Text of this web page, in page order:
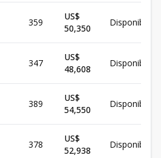
359
US$
50,350
Disponible
347
US$
48,608
Disponible
389
US$
54,550
Disponible
378
US$
52,938
Disponible